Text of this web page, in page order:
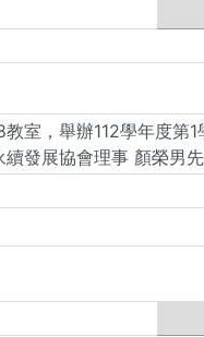
室，舉辦112學年度
發展協會理事 顏榮男先